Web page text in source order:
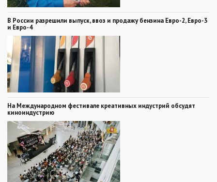
В России разрешили выпуск, ввоз и продажу бензина Евро-2, Евро-3
и Евро-4
На Международном фестивале креативных индустрий обсудят
киноиндустрию